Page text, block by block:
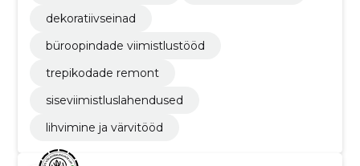
dekoratiivseinad
büroopindade viimistlustööd
trepikodade remont
siseviimistluslahendused
lihvimine ja värvitööd